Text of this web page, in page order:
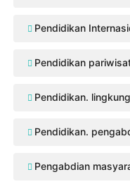
Pendidikan
Pendidikan
Pendidikan.
Pendidikan.
Pengabdian